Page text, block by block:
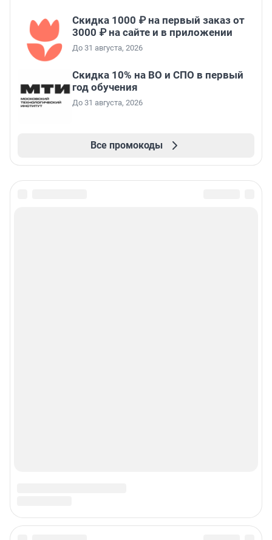
Скидка 1000 ₽ на первый заказ от
3000 ₽ на сайте и в приложении
До 31 августа, 2026
Скидка 10% на ВО и СПО в первый
год обучения
До 31 августа, 2026
Все промокоды